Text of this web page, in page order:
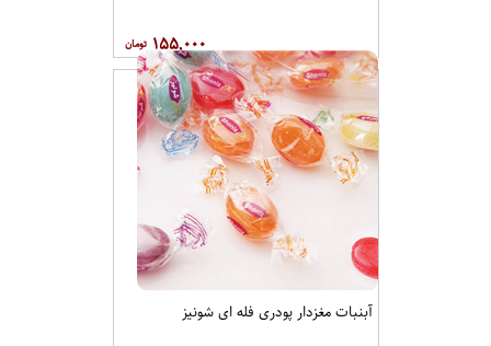
۱۵۵,۰۰۰
آبنبات مغزدار پودری فله ای شونیز